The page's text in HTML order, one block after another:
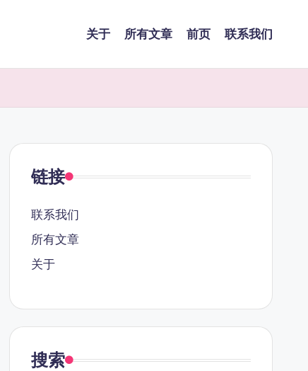
关于 所有文章 前页 联系我们
链接
联系我们
所有文章
关于
搜索